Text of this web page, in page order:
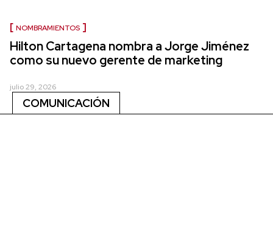
NOMBRAMIENTOS
Hilton Cartagena nombra a Jorge Jiménez
como su nuevo gerente de marketing
julio 29, 2026
COMUNICACIÓN